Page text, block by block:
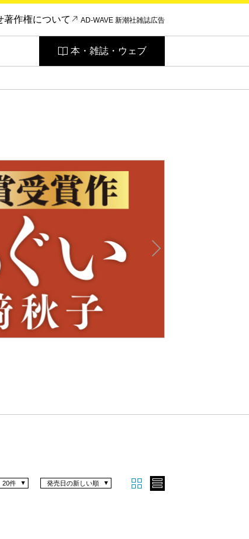
著作権について AD-WAVE 新潮社雑誌広告
本・雑誌・ウェブ
発売日の新しい順
20件